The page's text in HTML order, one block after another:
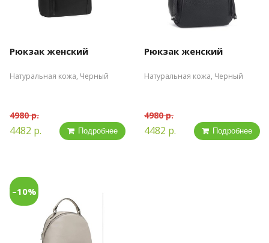
Рюкзак женский
Натуральная кожа, Черный
4980 р.
4482 р. Подробнее
Рюкзак женский
Натуральная кожа, Черный
4980 р.
4482 р. Подробнее
–10%